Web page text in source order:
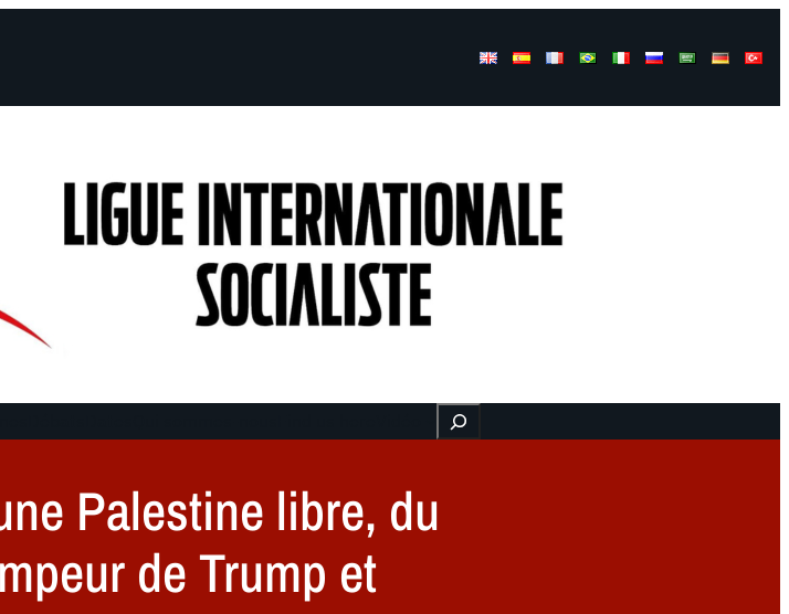
Buscar
Palestine libre, du
de Trump et